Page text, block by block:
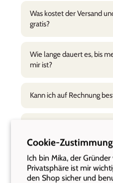
Cookie-Zustimmung
Ich bin Mika, der
Privatsphäre ist mir
den Shop sicher und
Was kostet der Versand
gratis?
Wie lange dauert es, bis
mir ist?
Kann ich auf Rechnung
Kann ich ein graviertes
wenn es mir nicht gefällt?